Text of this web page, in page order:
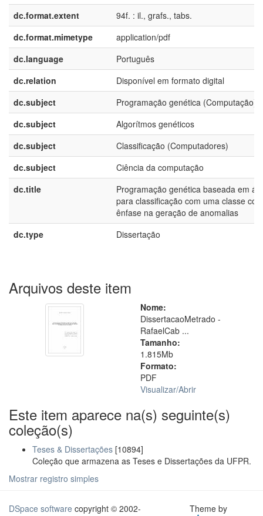
dc.format.extent
94f. : il., grafs., tabs.
dc.format.mimetype
application/pdf
dc.language
Português
dc.relation
Disponível em formato digital
dc.subject
Programação genética (Computação)
dc.subject
Algorítmos genéticos
dc.subject
Classificação (Computadores)
dc.subject
Ciência da computação
dc.title
Programação genética baseada em
para classificação com uma classe com
ênfase na geração de anomalias
dc.type
Dissertação
Arquivos deste item
Nome:
DissertacaoMetrado -
RafaelCab ...
Tamanho:
1.815Mb
Formato:
PDF
Visualizar/Abrir
Este item aparece na(s) seguinte(s)
coleção(s)
Teses & Dissertações [10894]
Coleção que armazena as Teses e Dissertações da UFPR.
Mostrar registro simples
DSpace software copyright © 2002-
Theme by